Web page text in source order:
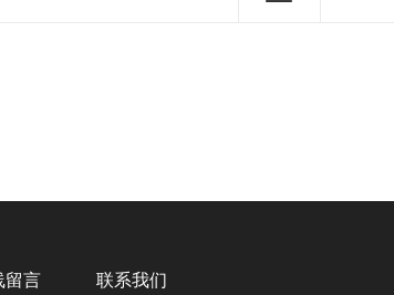
留言 联系我们